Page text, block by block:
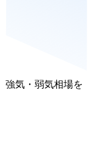
強気・弱気相場を